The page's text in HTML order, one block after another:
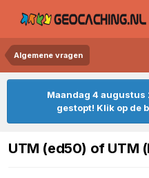
Algemene vragen
Maandag 4
gestopt! Klik op de
UTM (ed50) of UTM